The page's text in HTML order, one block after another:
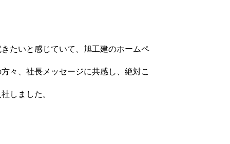
たいと感じていて、旭工建のホームペ
々、社長メッセージに共感し、絶対こ
しました。